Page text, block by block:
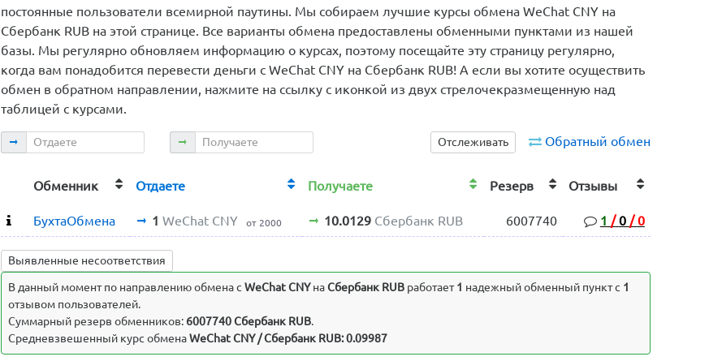
постоянные пользователи всемирной паутины. Мы собираем лучшие курсы обмена WeChat CNY на
Сбербанк RUB на этой странице. Все варианты обмена предоставлены обменными пунктами из нашей
базы. Мы регулярно обновляем информацию о курсах, поэтому посещайте эту страницу регулярно,
когда вам понадобится перевести деньги с WeChat CNY на Сбербанк RUB! А если вы хотите осуществить
обмен в обратном направлении, нажмите на ссылку с иконкой из двух стрелочекразмещенную над
таблицей с курсами.
Обратный обмен
Отслеживать
Отдаете Получаете
Обменник Отдаете Получаете Резерв Отзывы
БухтаОбмена 1 WeChat CNY от 2000 10.0129 Сбербанк RUB 6007740 1 / 0 / 0
Выявленные несоответствия
В данный момент по направлению обмена c WeChat CNYнаСбербанк RUB работает1 надежный обменный пункт с 1
отзывом пользователей.
Суммарный резерв обменников: 6007740 Сбербанк RUB.
Средневзвешенный курс обменаWeChat CNY / Сбербанк RUB: 0.09987